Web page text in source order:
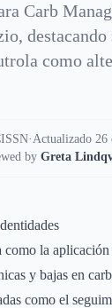
Carb
como
·Actualizado 26
by Greta
como la
y bajas en
como el